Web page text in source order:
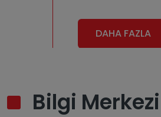
DAHA FAZLA
Bilgi Merkezi